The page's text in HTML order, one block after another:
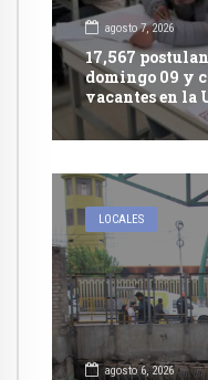
agosto 7, 2026
17,567
domingo 09 y
vacantes en la
LOCALES
agosto 6, 2026